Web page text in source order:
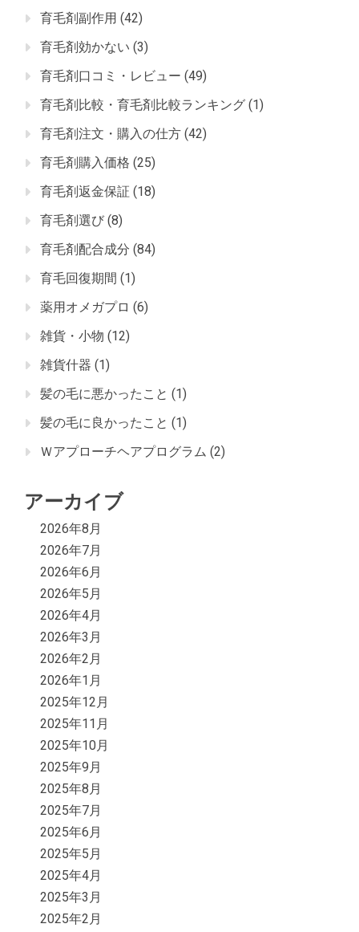
育毛剤副作用 (42)
育毛剤効かない (3)
育毛剤口コミ・レビュー (49)
育毛剤比較・育毛剤比較ランキング (1)
育毛剤注文・購入の仕方 (42)
育毛剤購入価格 (25)
育毛剤返金保証 (18)
育毛剤選び (8)
育毛剤配合成分 (84)
育毛回復期間 (1)
薬用オメガプロ (6)
雑貨・小物 (12)
雑貨什器 (1)
髪の毛に悪かったこと (1)
髪の毛に良かったこと (1)
Ｗアプローチヘアプログラム (2)
アーカイブ
2026年8月
2026年7月
2026年6月
2026年5月
2026年4月
2026年3月
2026年2月
2026年1月
2025年12月
2025年11月
2025年10月
2025年9月
2025年8月
2025年7月
2025年6月
2025年5月
2025年4月
2025年3月
2025年2月